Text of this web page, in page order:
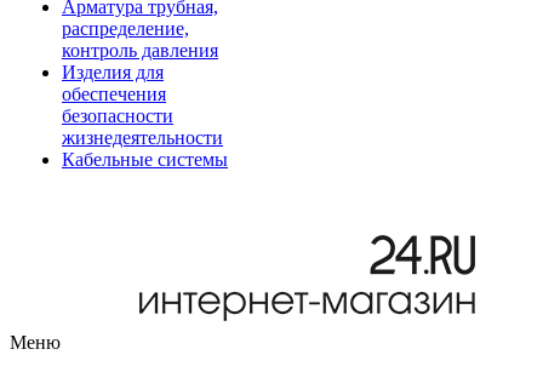
Арматура трубная,
распределение,
контроль давления
Изделия для
обеспечения
безопасности
жизнедеятельности
Кабельные системы
Меню